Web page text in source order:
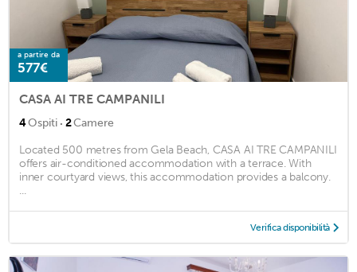
a partire da
577€
CASA AI TRE CAMPANILI
4Ospiti · 2Camere
Located 500 metres from Gela Beach, CASA AI TRE CAMPANILI
offers air-conditioned accommodation with a terrace. With
inner courtyard views, this accommodation provides a balcony.
...
Verifica disponibilità